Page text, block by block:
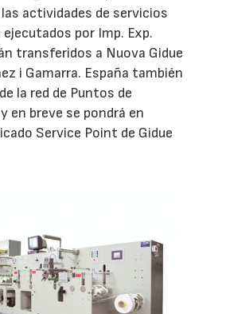
las actividades de servicios
por Imp. Exp.
transferidos a Nuova Gidue
i Gamarra. España también
la red de Puntos de
en breve se pondrá en
Service Point de Gidue